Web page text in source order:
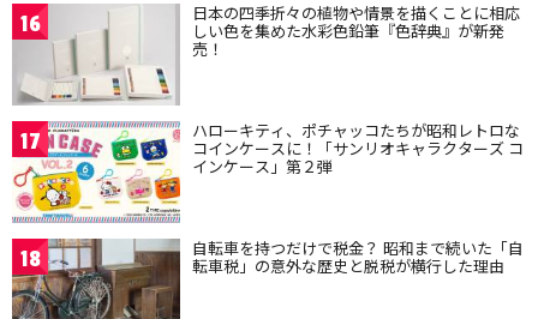
16 日本の四季折々の植物や情景を描くことに相応
しい色を集めた水彩色鉛筆『色辞典』が新発
売！
17 ハローキティ、ポチャッコたちが昭和レトロな
コインケースに！「サンリオキャラクターズ コ
インケース」第２弾
18 自転車を持つだけで税金？ 昭和まで続いた「自
転車税」の意外な歴史と脱税が横行した理由